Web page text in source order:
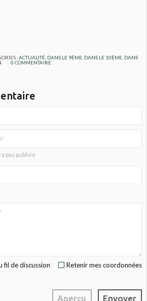
:ACTUALITÉ, DANS LE 9ÈME, DANS LE 10ÈME, DANS
0 COMMENTAIRE
pas publiée
Retenir mes coordonnées
fil de discussion